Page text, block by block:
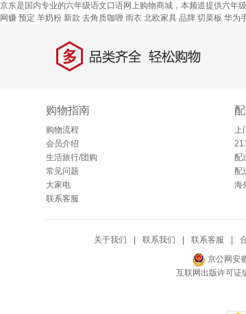
京东是国内专业的六年级语文口语网上购物商城，本频道提供六年
网赚 预定 羊奶粉 新款 去角质咖喱 雨衣 北欧家具 品牌 切菜板 华为
多 品类齐全，轻松购物
购物指南
购物流程
会员介绍
生活旅行/团购
常见问题
大家电
联系客服
上
配
配
海
关于我们 联系我们 联系客服
京公网安
互联网出版许可证